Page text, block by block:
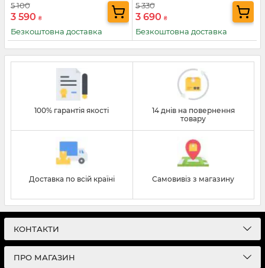
5 100
3 590 ₴
Безкоштовна доставка
5 330
3 690 ₴
Безкоштовна доставка
100% гарантія якості
14 днів на повернення
товару
Доставка по всій країні Самовивіз з магазину
КОНТАКТИ
ПРО МАГАЗИН